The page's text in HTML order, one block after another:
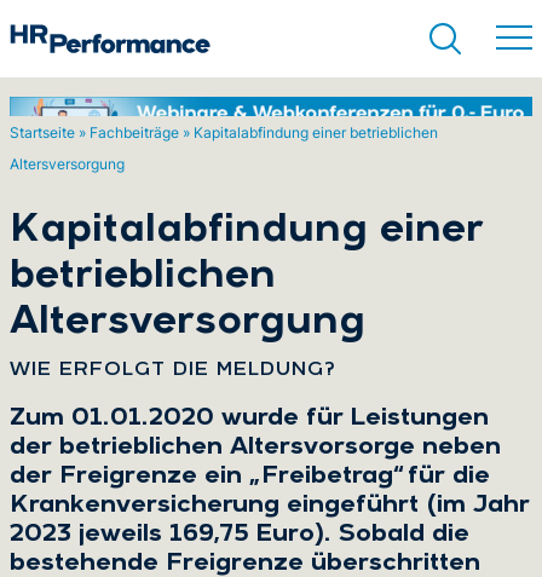
Startseite » Fachbeiträge » Kapitalabfindung einer betrieblichen
Altersversorgung
Kapitalabfindung einer
betrieblichen
Altersversorgung
WIE ERFOLGT DIE MELDUNG?
Zum 01.01.2020 wurde für Leistungen
der betrieblichen Altersvorsorge neben
der Freigrenze ein „Freibetrag“ für die
Krankenversicherung eingeführt (im Jahr
2023 jeweils 169,75 Euro). Sobald die
bestehende Freigrenze überschritten